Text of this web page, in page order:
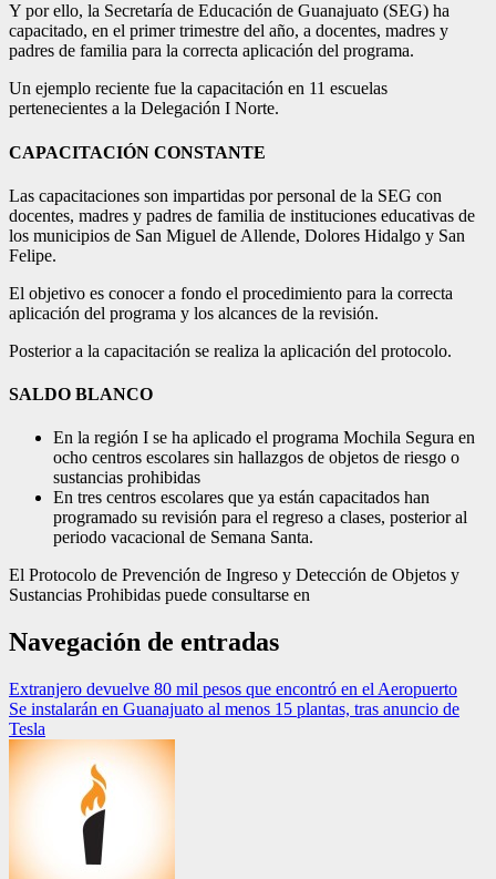
Y por ello, la Secretaría de Educación de Guanajuato (SEG) ha
capacitado, en el primer trimestre del año, a docentes, madres y
padres de familia para la correcta aplicación del programa.
Un ejemplo reciente fue la capacitación en 11 escuelas
pertenecientes a la Delegación I Norte.
CAPACITACIÓN CONSTANTE
Las capacitaciones son impartidas por personal de la SEG con
docentes, madres y padres de familia de instituciones educativas de
los municipios de San Miguel de Allende, Dolores Hidalgo y San
Felipe.
El objetivo es conocer a fondo el procedimiento para la correcta
aplicación del programa y los alcances de la revisión.
Posterior a la capacitación se realiza la aplicación del protocolo.
SALDO BLANCO
En la región I se ha aplicado el programa Mochila Segura en
ocho centros escolares sin hallazgos de objetos de riesgo o
sustancias prohibidas
En tres centros escolares que ya están capacitados han
programado su revisión para el regreso a clases, posterior al
periodo vacacional de Semana Santa.
El Protocolo de Prevención de Ingreso y Detección de Objetos y
Sustancias Prohibidas puede consultarse en
Navegación de entradas
Extranjero devuelve 80 mil pesos que encontró en el Aeropuerto
Se instalarán en Guanajuato al menos 15 plantas, tras anuncio de
Tesla